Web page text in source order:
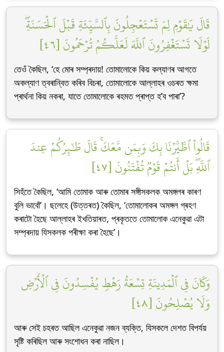
قَالَ يَٰقَوۡمِ لِمَ تَسۡتَعۡجِلُونَ بِٱلسَّيِّئَةِ قَبۡلَ ٱلۡحَسَنَةِۖ
لَوۡلَا تَسۡتَغۡفِرُونَ ٱللَّهَ لَعَلَّكُمۡ تُرۡحَمُونَ [٤٦]
তেওঁ কৈছিল, ‘হে মোৰ সম্প্ৰদায়! তোমালোকে কিয় কল্যাণৰ আগতে
অকল্যাণ ত্বৰান্বিত কৰিব বিচৰা, তোমালোকে আল্লাহৰ ওচৰত ক্ষমা
প্ৰাৰ্থনা কিয় নকৰা, যাতে তোমালোকে ৰহমত প্ৰাপ্ত হ’ব পাৰা’?
قَالُواْ ٱطَّيَّرۡنَا بِكَ وَبِمَن مَّعَكَۚ قَالَ طَٰٓئِرُكُمۡ عِندَ
ٱللَّهِۖ بَلۡ أَنتُمۡ قَوۡمٞ تُفۡتَنُونَ [٤٧]
সিহঁতে কৈছিল, ‘আমি তোমাক আৰু তোমাৰ সঙ্গীসকলক অমঙ্গলৰ কাৰণ
বুলি ভাবোঁ’। ছলেহে (উত্তৰত) কৈছিল, ‘তোমালোকৰ অমঙ্গল গ্ৰহণ
কৰাটো হৈছে আল্লাহৰ ইখতিয়াৰত, প্ৰকৃততে তোমালোক এনেকুৱা এটা
সম্প্ৰদায় যিসকলক পৰীক্ষা কৰা হৈছে’।
وَكَانَ فِي ٱلۡمَدِينَةِ تِسۡعَةُ رَهۡطٖ يُفۡسِدُونَ فِي ٱلۡأَرۡضِ
وَلَا يُصۡلِحُونَ [٤٨]
আৰু সেই চহৰত আছিল এনেকুৱা নজন ব্যক্তি, যিসকলে দেশত বিপৰ্যয়
সৃষ্টি কৰিছিল আৰু সংশোধন কৰা নাছিল।